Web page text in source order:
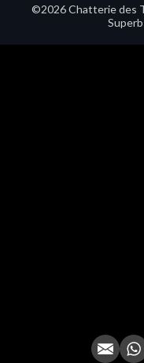
©2026 Chatterie des